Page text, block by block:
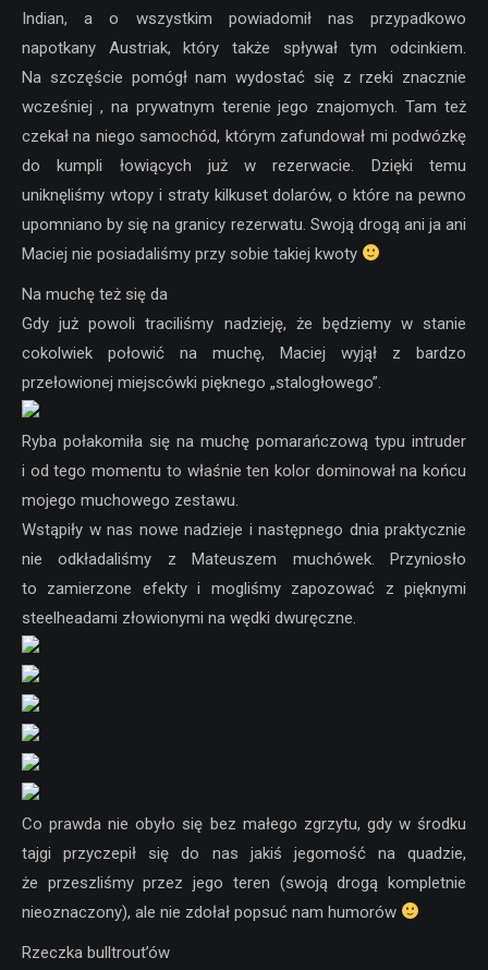
Indian, a o wszystkim powiadomił nas przypadkowo
napotkany Austriak, który także spływał tym odcinkiem.
Na szczęście pomógł nam wydostać się z rzeki znacznie
wcześniej , na prywatnym terenie jego znajomych. Tam też
czekał na niego samochód, którym zafundował mi podwózkę
do kumpli łowiących już w rezerwacie. Dzięki temu
uniknęliśmy wtopy i straty kilkuset dolarów, o które na pewno
upomniano by się na granicy rezerwatu. Swoją drogą ani ja ani
Maciej nie posiadaliśmy przy sobie takiej kwoty
Na muchę też się da
Gdy już powoli traciliśmy nadzieję, że będziemy w stanie
cokolwiek połowić na muchę, Maciej wyjął z bardzo
przełowionej miejscówki pięknego „stalogłowego”.
Ryba połakomiła się na muchę pomarańczową typu intruder
i od tego momentu to właśnie ten kolor dominował na końcu
mojego muchowego zestawu.
Wstąpiły w nas nowe nadzieje i następnego dnia praktycznie
nie odkładaliśmy z Mateuszem muchówek. Przyniosło
to zamierzone efekty i mogliśmy zapozować z pięknymi
steelheadami złowionymi na wędki dwuręczne.
Co prawda nie obyło się bez małego zgrzytu, gdy w środku
tajgi przyczepił się do nas jakiś jegomość na quadzie,
że przeszliśmy przez jego teren (swoją drogą kompletnie
nieoznaczony), ale nie zdołał popsuć nam humorów
Rzeczka bulltrout’ów